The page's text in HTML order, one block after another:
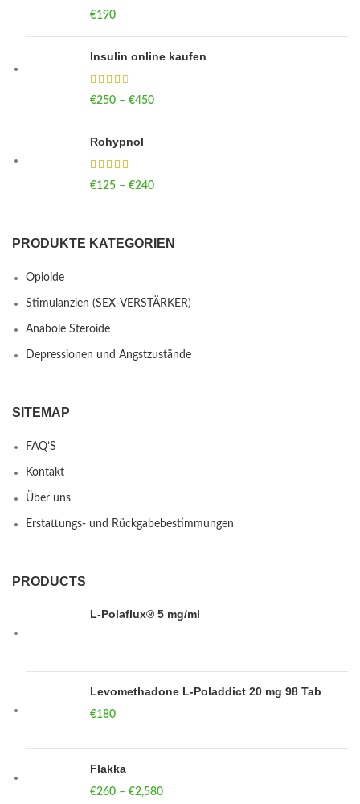
€190
Insulin online kaufen
€250 – €450
Rohypnol
€125 – €240
PRODUKTE KATEGORIEN
Opioide
Stimulanzien (SEX-VERSTÄRKER)
Anabole Steroide
Depressionen und Angstzustände
SITEMAP
FAQ’S
Kontakt
Über uns
Erstattungs- und Rückgabebestimmungen
PRODUCTS
L-Polaflux® 5 mg/ml
Levomethadone L-Poladdict 20 mg 98 Tab
€180
Flakka
€260 – €2,580